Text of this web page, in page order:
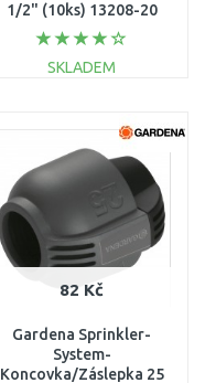
1/2" (10ks) 13208-20
SKLADEM
Porovnat
82 Kč
Gardena Sprinkler-
System-
Koncovka/Záslepka 25